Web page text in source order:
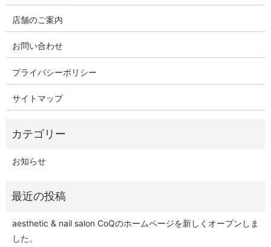
店舗のご案内
お問い合わせ
プライバシーポリシー
サイトマップ
お知らせ
aesthetic & nail salon CoQのホームページを新しくオープンしま
した。